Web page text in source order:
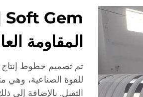
المقاومة
للقوة الصناعية، وهي